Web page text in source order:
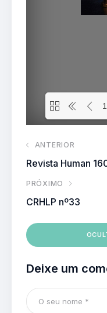
ANTERIOR
Revista Human
PRÓXIMO
CRHLP nº33
Deixe um